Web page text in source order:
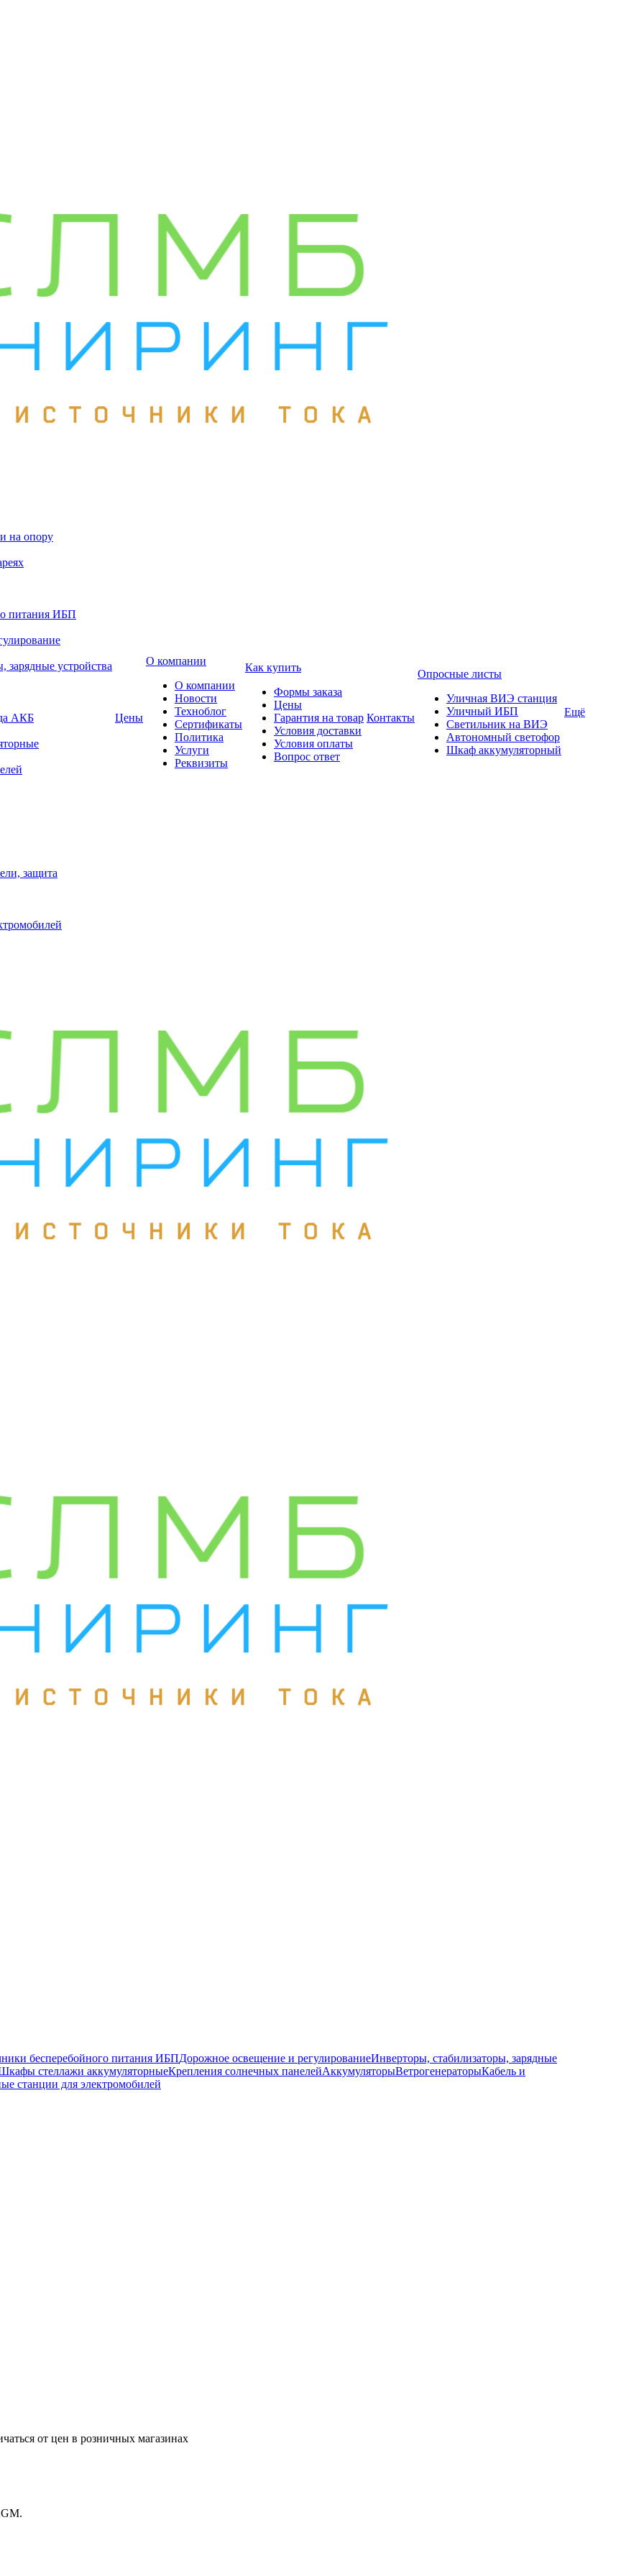
на опору
питания ИБП
зарядные устройства
АКБ
защита
Цены
О компании
О компании
Новости
Техноблог
Сертификаты
Политика
Услуги
Реквизиты
Как купить
Формы заказа
Цены
Гарантия на товар
Условия доставки
Условия оплаты
Вопрос ответ
Контакты
Опросные листы
Уличная ВИЭ станция
Уличный ИБП
Светильник на ВИЭ
Автономный светофор
Шкаф аккумуляторный
Ещё
бесперебойного питания ИБПДорожное освещение и регулированиеИнверторы, стабилизаторы, зарядные
стеллажи аккумуляторныеКрепления солнечных панелейАккумуляторыВетрогенераторыКабель и
станции для электромобилей
от цен в розничных магазинах